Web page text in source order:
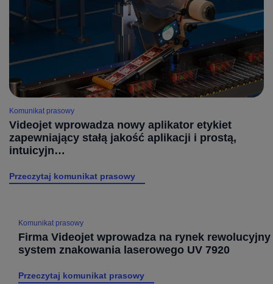
Komunikat prasowy
Videojet wprowadza nowy aplikator etykiet
zapewniający stałą jakość aplikacji i prostą,
intuicyjn…
Przeczytaj komunikat prasowy
Komunikat prasowy
Firma Videojet wprowadza na rynek rewolucyjny
system znakowania laserowego UV 7920
Przeczytaj komunikat prasowy